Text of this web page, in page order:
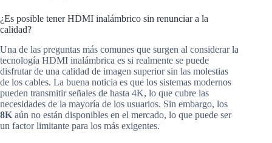
¿Es posible tener HDMI inalámbrico sin renunciar a la
calidad?
Una de las preguntas más comunes que surgen al considerar la
tecnología HDMI inalámbrica es si realmente se puede
disfrutar de una calidad de imagen superior sin las molestias
de los cables. La buena noticia es que los sistemas modernos
pueden transmitir señales de hasta 4K, lo que cubre las
necesidades de la mayoría de los usuarios. Sin embargo, los
8K aún no están disponibles en el mercado, lo que puede ser
un factor limitante para los más exigentes.